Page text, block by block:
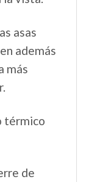
asas
además
más
térmico
de